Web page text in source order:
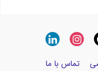
تماس با ما